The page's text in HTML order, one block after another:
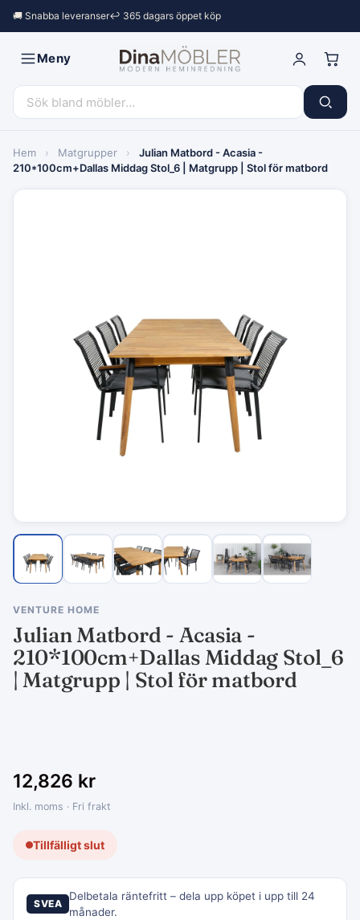
🚚 Snabba leveranser↩︎ 365 dagars öppet köp
Meny
Hem › Matgrupper ›
Julian Matbord - Acasia -
210*100cm+Dallas Middag Stol_6 | Matgrupp | Stol för matbord
VENTURE HOME
Julian Matbord - Acasia -
210*100cm+Dallas Middag Stol_6
| Matgrupp | Stol för matbord
12,826 kr
Inkl. moms · Fri frakt
Tillfälligt slut
SVEA
Delbetala räntefritt – dela upp köpet i upp till 24
månader.